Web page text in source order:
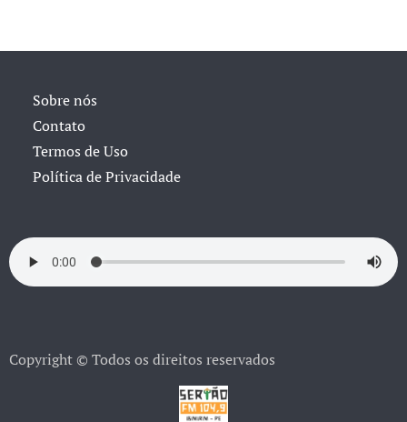
Sobre nós
Contato
Termos de Uso
Política de Privacidade
Copyright © Todos os direitos reservados